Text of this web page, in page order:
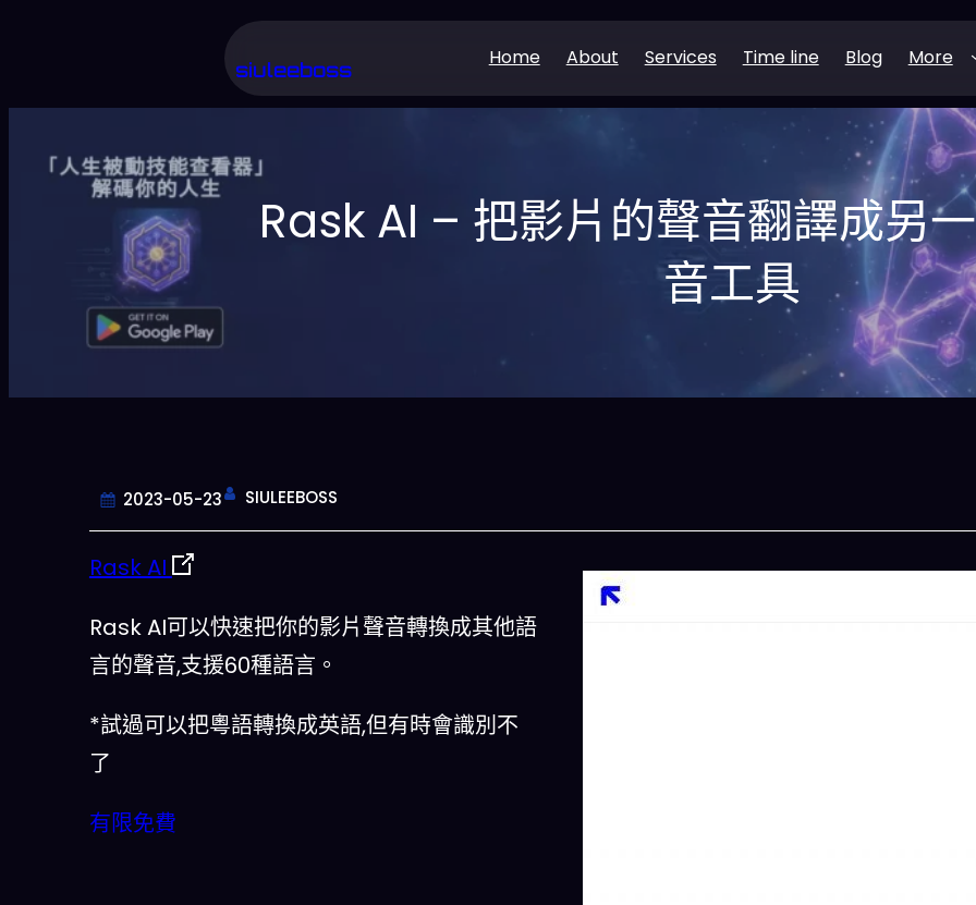
主
siuleeboss Home About Services Time line Blog More
Rask AI – 把影片的聲音翻譯成另
音工具
2023-05-23 SIULEEBOSS
Rask AI
Rask AI可以快速把你的影片聲音轉換成其他語
言的聲音,支援60種語言。
*試過可以把粵語轉換成英語,但有時會識別不
了
有限免費